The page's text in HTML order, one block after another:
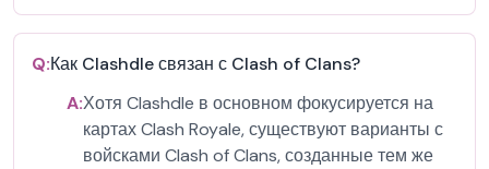
Q:Как Clashdle связан с Clash of Clans?
A:Хотя Clashdle в основном фокусируется на
картах Clash Royale, существуют варианты с
войсками Clash of Clans, созданные тем же